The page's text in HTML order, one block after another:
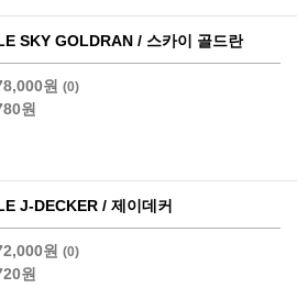
SKY GOLDRAN / 스카이 골드란
원 (0)
원
J-DECKER / 제이데커
원 (0)
원